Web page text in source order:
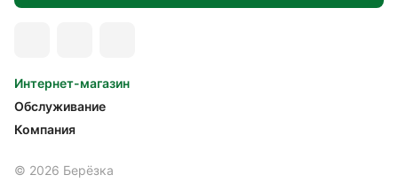
Интернет-магазин
Обслуживание
Компания
© 2026 Берёзка